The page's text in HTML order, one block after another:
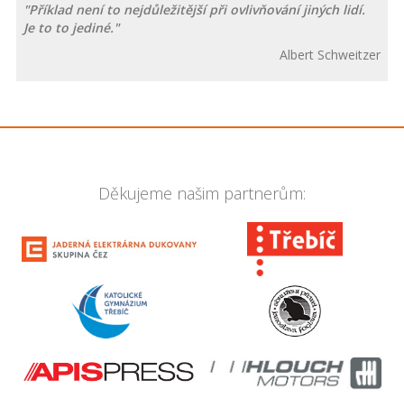
"Příklad není to nejdůležitější při ovlivňování jiných lidí.
Je to to jediné."
Albert Schweitzer
Děkujeme našim partnerům: